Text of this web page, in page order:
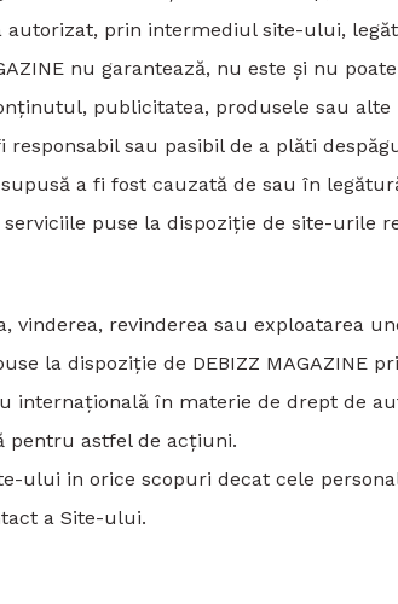
prin intermediul site-ului,
nu garantează, nu este și nu
publicitatea, produsele sau
responsabil sau pasibil de a plăti
a fi fost cauzată de sau în
puse la dispoziție de site-urile
vinderea, revinderea sau exploatarea
la dispoziție de DEBIZZ MAGAZINE
internațională în materie de drept de
pentru astfel de acțiuni.
ului in orice scopuri decat cele
a Site-ului.